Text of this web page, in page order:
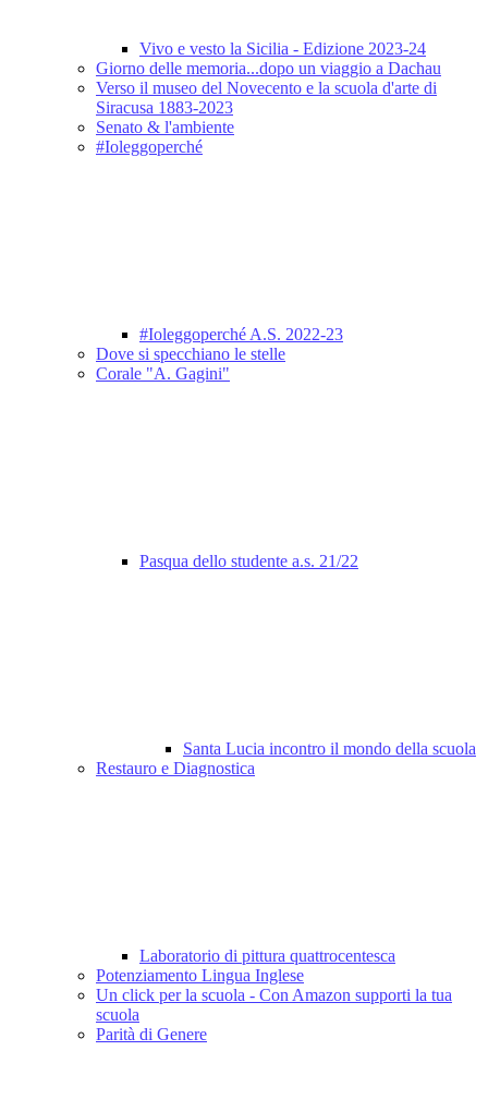
Vivo e vesto la Sicilia - Edizione 2023-24
Giorno delle memoria...dopo un viaggio a Dachau
Verso il museo del Novecento e la scuola d'arte di
Siracusa 1883-2023
Senato & l'ambiente
#Ioleggoperché
#Ioleggoperché A.S. 2022-23
Dove si specchiano le stelle
Corale "A. Gagini"
Pasqua dello studente a.s. 21/22
Santa Lucia incontro il mondo della scuola
Restauro e Diagnostica
Laboratorio di pittura quattrocentesca
Potenziamento Lingua Inglese
Un click per la scuola - Con Amazon supporti la tua
scuola
Parità di Genere